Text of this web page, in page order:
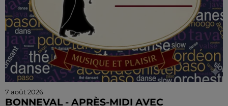
7 août 2026
BONNEVAL - APRÈS-MIDI AVEC